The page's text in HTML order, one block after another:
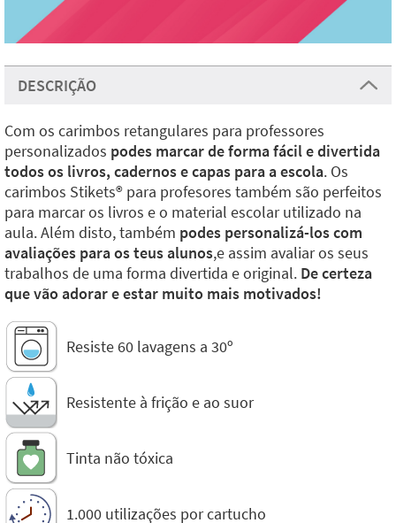
DESCRIÇÃO
Com os carimbos retangulares para professores
personalizados podes marcar de forma fácil e divertida
todos os livros, cadernos e capas para a escola. Os
carimbos Stikets®️ para profesores também são perfeitos
para marcar os livros e o material escolar utilizado na
aula. Além disto, também podes personalizá-los com
avaliações para os teus alunos,e assim avaliar os seus
trabalhos de uma forma divertida e original. De certeza
que vão adorar e estar muito mais motivados!
Resiste 60 lavagens a 30º
Resistente à frição e ao suor
Tinta não tóxica
1.000 utilizações por cartucho